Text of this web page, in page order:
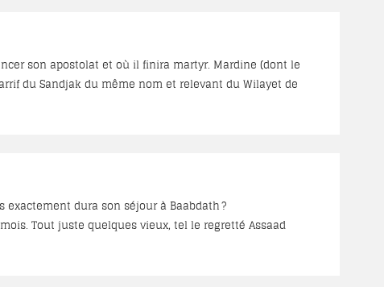
son apostolat et où il finira martyr. Mardine (dont le
du Sandjak du même nom et relevant du Wilayet de
plus ou moins rapprochés. D’après lui, il y aurait 42.700
Tout juste quelques vieux, tel le regretté Assaad
1911, il avait regagné son poste, non à Maamouret-el-